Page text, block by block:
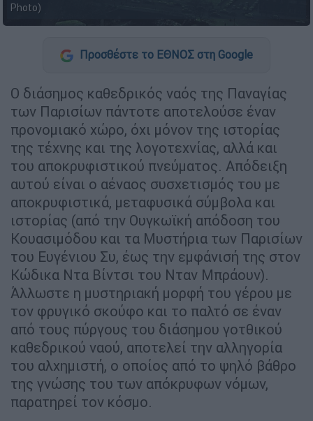
Photo)
Προσθέστε το ΕΘΝΟΣ στη Google
Ο διάσημος καθεδρικός ναός της Παναγίας
των Παρισίων πάντοτε αποτελούσε έναν
προνομιακό χώρο, όχι μόνον της ιστορίας
της τέχνης και της λογοτεχνίας, αλλά και
του αποκρυφιστικού πνεύματος. Απόδειξη
αυτού είναι ο αέναος συσχετισμός του με
αποκρυφιστικά, μεταφυσικά σύμβολα και
ιστορίας (από την Ουγκωϊκή απόδοση του
Κουασιμόδου και τα Μυστήρια των Παρισίων
του Ευγένιου Συ, έως την εμφάνισή της στον
Κώδικα Ντα Βίντσι του Νταν Μπράουν).
Άλλωστε η μυστηριακή μορφή του γέρου με
τον φρυγικό σκούφο και το παλτό σε έναν
από τους πύργους του διάσημου γοτθικού
καθεδρικού ναού, αποτελεί την αλληγορία
του αλχημιστή, ο οποίος από το ψηλό βάθρο
της γνώσης του των απόκρυφων νόμων,
παρατηρεί τον κόσμο.